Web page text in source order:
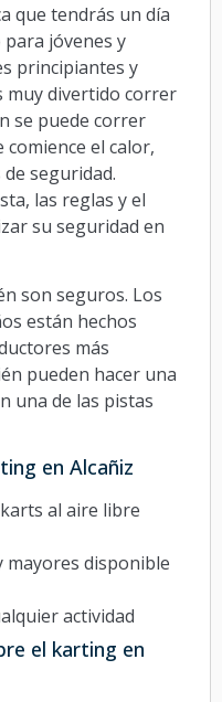
que tendrás un día
para jóvenes y
principiantes y
muy divertido correr
se puede correr
comience el calor,
seguridad.
las reglas y el
su seguridad en
son seguros. Los
están hechos
más
pueden hacer una
una de las pistas
en Alcañiz
al aire libre
mayores disponible
actividad
el karting en